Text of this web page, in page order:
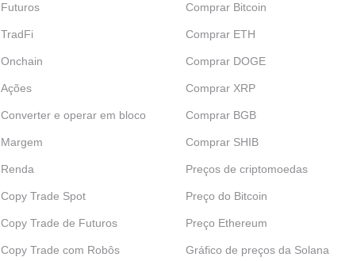
Futuros
TradFi
Onchain
Ações
Converter e operar em bloco
Margem
Renda
Copy Trade Spot
Copy Trade de Futuros
‌Copy Trade com Robôs
Comprar Bitcoin
Comprar ETH
Comprar DOGE
Comprar XRP
Comprar BGB
Comprar SHIB
Preços de criptomoedas
Preço do Bitcoin
Preço Ethereum
Gráfico de preços da Solana